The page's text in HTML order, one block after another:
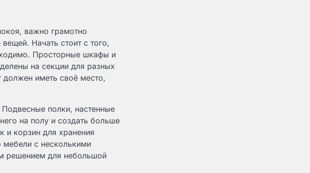
важно грамотно
Начать стоит с того,
Просторные шкафы и
на секции для разных
иметь своё место,
полки, настенные
на полу и создать больше
и корзин для хранения
с несколькими
решением для небольшой